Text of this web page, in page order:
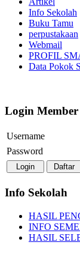
Info Sekolah
Buku Tamu
perpustakaan
Webmail
PROFIL
Data Pokok
Login Member
Username
Password
Info Sekolah
HASIL
INFO
HASIL